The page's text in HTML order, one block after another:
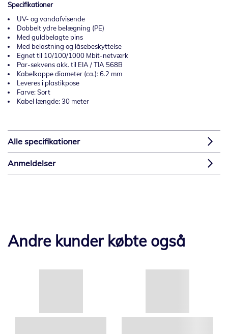
Specifikationer
UV- og vandafvisende
Dobbelt ydre belægning (PE)
Med guldbelagte pins
Med belastning og låsebeskyttelse
Egnet til 10/100/1000 Mbit-netværk
Par-sekvens akk. til EIA / TIA 568B
Kabelkappe diameter (ca.): 6.2 mm
Leveres i plastikpose
Farve: Sort
Kabel længde: 30 meter
Alle specifikationer
Anmeldelser
Andre kunder købte også